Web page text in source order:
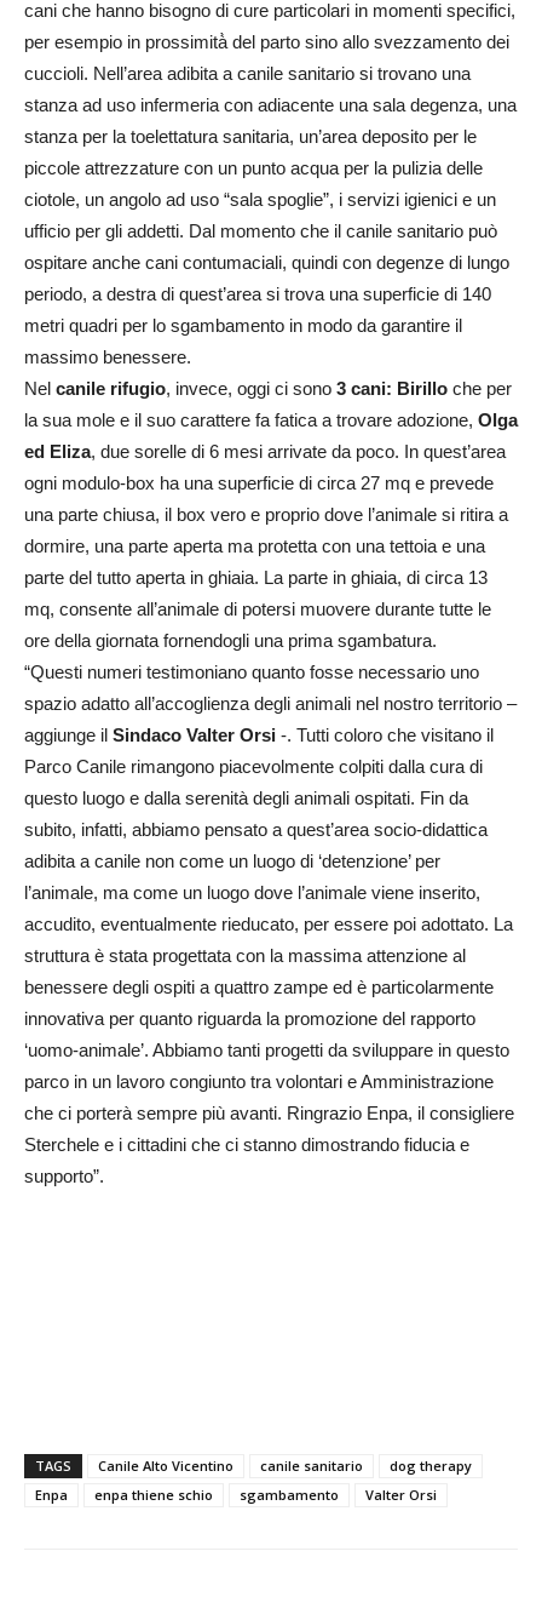
cani che hanno bisogno di cure particolari in momenti specifici,
per esempio in prossimità̀ del parto sino allo svezzamento dei
cuccioli. Nell’area adibita a canile sanitario si trovano una
stanza ad uso infermeria con adiacente una sala degenza, una
stanza per la toelettatura sanitaria, un’area deposito per le
piccole attrezzature con un punto acqua per la pulizia delle
ciotole, un angolo ad uso “sala spoglie”, i servizi igienici e un
ufficio per gli addetti. Dal momento che il canile sanitario può
ospitare anche cani contumaciali, quindi con degenze di lungo
periodo, a destra di quest’area si trova una superficie di 140
metri quadri per lo sgambamento in modo da garantire il
massimo benessere.
Nel canile rifugio, invece, oggi ci sono 3 cani: Birillo che per
la sua mole e il suo carattere fa fatica a trovare adozione, Olga
ed Eliza, due sorelle di 6 mesi arrivate da poco. In quest’area
ogni modulo-box ha una superficie di circa 27 mq e prevede
una parte chiusa, il box vero e proprio dove l’animale si ritira a
dormire, una parte aperta ma protetta con una tettoia e una
parte del tutto aperta in ghiaia. La parte in ghiaia, di circa 13
mq, consente all’animale di potersi muovere durante tutte le
ore della giornata fornendogli una prima sgambatura.
“Questi numeri testimoniano quanto fosse necessario uno
spazio adatto all’accoglienza degli animali nel nostro territorio –
aggiunge il Sindaco Valter Orsi -. Tutti coloro che visitano il
Parco Canile rimangono piacevolmente colpiti dalla cura di
questo luogo e dalla serenità degli animali ospitati. Fin da
subito, infatti, abbiamo pensato a quest’area socio-didattica
adibita a canile non come un luogo di ‘detenzione’ per
l’animale, ma come un luogo dove l’animale viene inserito,
accudito, eventualmente rieducato, per essere poi adottato. La
struttura è stata progettata con la massima attenzione al
benessere degli ospiti a quattro zampe ed è particolarmente
innovativa per quanto riguarda la promozione del rapporto
‘uomo-animale’. Abbiamo tanti progetti da sviluppare in questo
parco in un lavoro congiunto tra volontari e Amministrazione
che ci porterà sempre più avanti. Ringrazio Enpa, il consigliere
Sterchele e i cittadini che ci stanno dimostrando fiducia e
supporto”.
TAGS Canile Alto Vicentino canile sanitario
dog therapy
Enpa
enpa thiene schio sgambamento Valter Orsi